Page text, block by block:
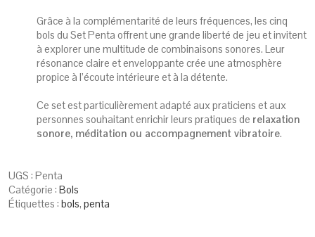
Grâce à la complémentarité de leurs fréquences, les cinq
bols du Set Penta offrent une grande liberté de jeu et invitent
à explorer une multitude de combinaisons sonores. Leur
résonance claire et enveloppante crée une atmosphère
propice à l’écoute intérieure et à la détente.
Ce set est particulièrement adapté aux praticiens et aux
personnes souhaitant enrichir leurs pratiques de relaxation
sonore, méditation ou accompagnement vibratoire.
UGS : Penta
Catégorie : Bols
Étiquettes : bols, penta